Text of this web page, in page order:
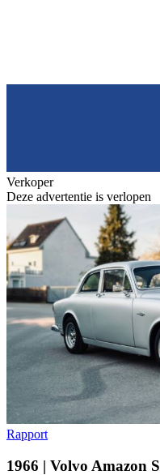
Verkoper
Deze advertentie is verlopen
Rapport
1966 | Volvo Amazon S